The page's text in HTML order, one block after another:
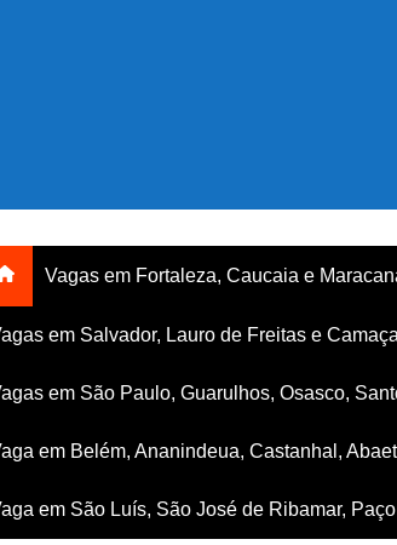
Vagas em Fortaleza, Caucaia e
em Salvador, Lauro de Freitas e
em São Paulo, Guarulhos, Osasco,
em Belém, Ananindeua, Castanhal,
em São Luís, São José de Ribamar,